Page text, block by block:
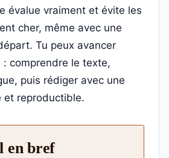
évalue vraiment et évite les
cher, même avec une
Tu peux avancer
comprendre le texte,
puis rédiger avec une
et reproductible.
en bref